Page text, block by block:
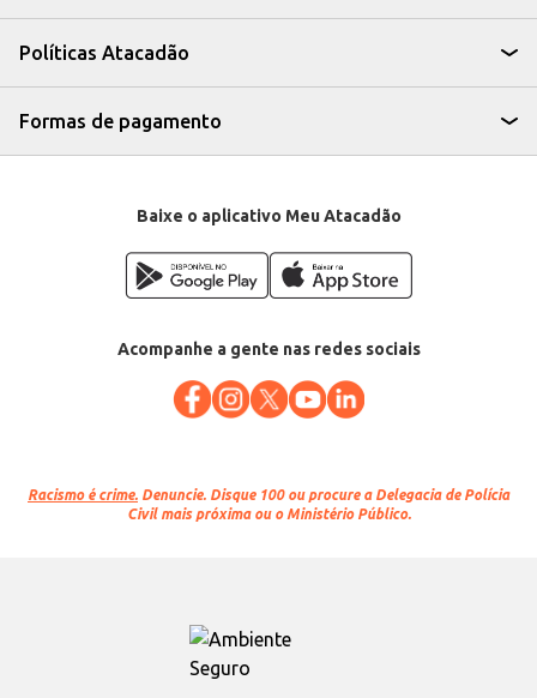
Políticas Atacadão
Formas de pagamento
Baixe o aplicativo Meu Atacadão
Acompanhe a gente nas redes sociais
Racismo é crime. Denuncie. Disque 100 ou procure a Delegacia de Polícia
Civil mais próxima ou o Ministério Público.